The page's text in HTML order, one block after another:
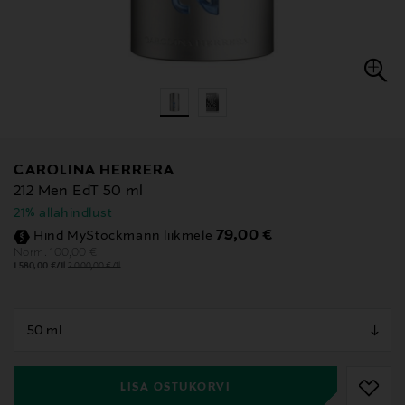
CAROLINA HERRERA
212 Men EdT 50 ml
21% allahindlust
Hind MyStockmann liikmele Discounted Price
79,00 €
Norm. Original Price
100,00 €
1 580,00 €/1l 2 000,00 €/1l
LISA OSTUKORVI
null